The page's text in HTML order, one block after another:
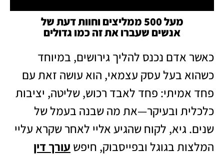
מעל 500 ממליצים וחוות דעת של
אנשים שעברו את זה כמו גדולים
כאשר אדם נכנס להליך גירושים, במיוחד
כשהוא בעל עסק עצמאי, הוא עושה זאת עם
פחד אמיתי: פחד לאבד רכוש, שליטה, יציבות
כלכלית ובעיקר—את מה שבנה בעמל של
שנים. גיא, לקוח שהגיע אליי לאחר שקרא עליי
המלצות בגוגל ובפייסבוק, חיפש עורך דין